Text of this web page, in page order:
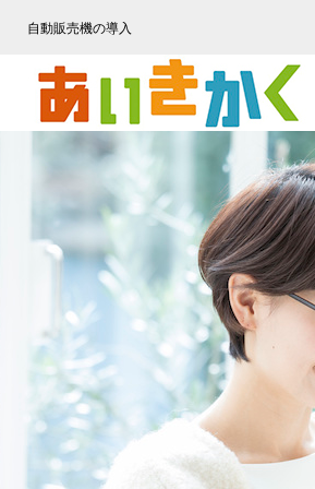
自動販売機の導入